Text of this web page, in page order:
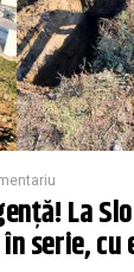
La
serie,